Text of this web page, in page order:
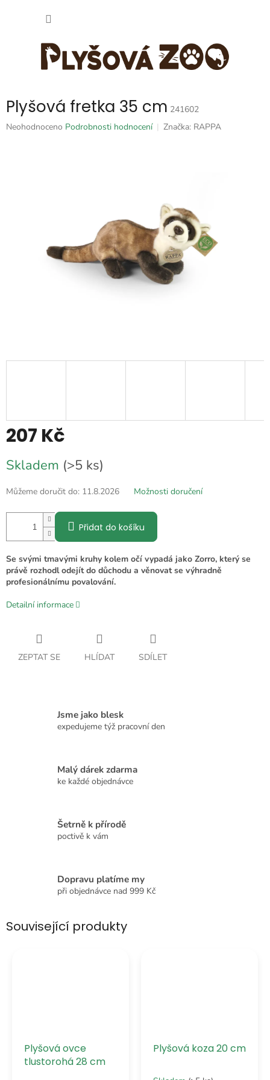
Plyšová fretka 35 cm 241602
Průměrné
Neohodnoceno Podrobnosti hodnocení Značka: RAPPA
207 Kč
cena:
Skladem (>5 ks)
Můžeme doručit do: 11.8.2026 Možnosti doručení
Přidat do košíku
Se svými tmavými kruhy kolem očí vypadá jako Zorro, který se
právě rozhodl odejít do důchodu a věnovat se výhradně
profesionálnímu povalování.
Detailní informace
ZEPTAT SE HLÍDAT SDÍLET
Jsme jako blesk
expedujeme týž pracovní den
Malý dárek zdarma
ke každé objednávce
Šetrně k přírodě
poctivě k vám
Dopravu platíme my
při objednávce nad 999 Kč
Související produkty
Plyšová ovce
tlustorohá 28 cm
Plyšová koza 20 cm